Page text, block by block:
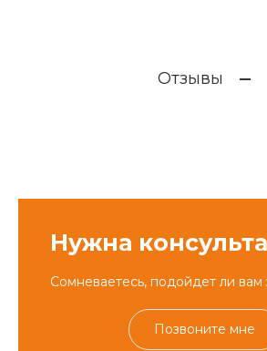
Отзывы
Нужна
Сомневаетесь, подойдет ли вам
Позвоните мне